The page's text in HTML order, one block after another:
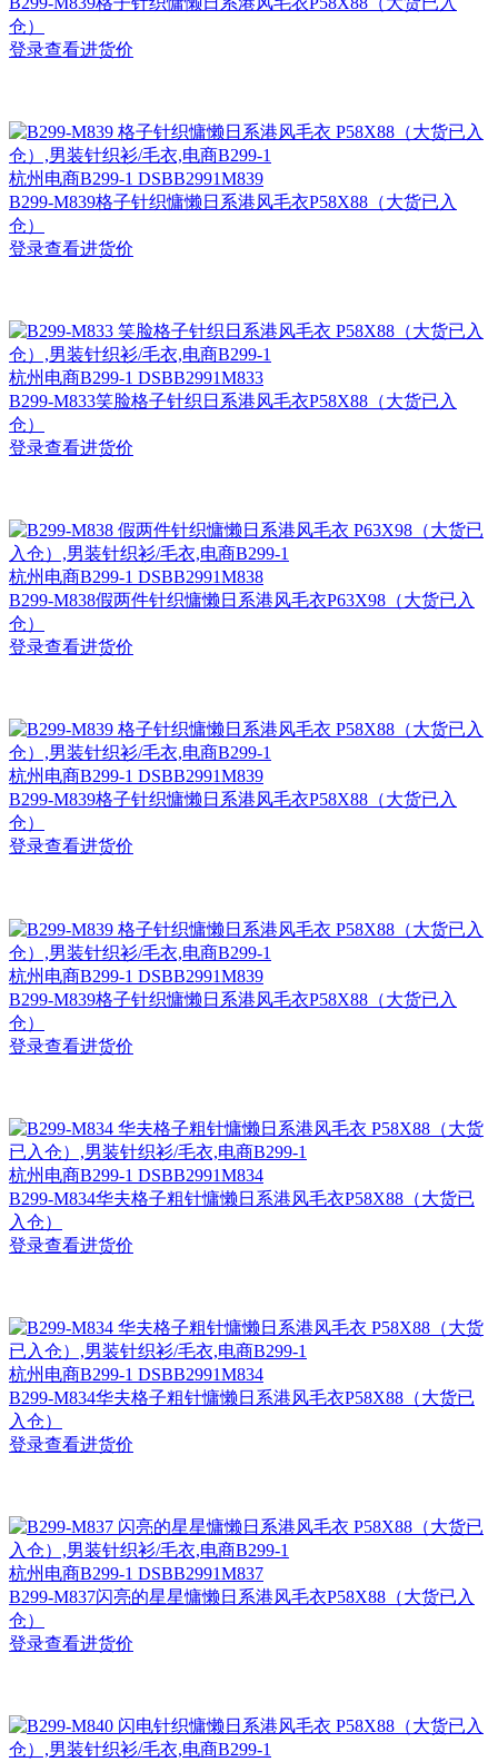
仓）
登录查看进货价
杭州 电商B299-1 DSBB2991M839
B299-M839格子针织慵懒日系港风毛衣P58X88（大货已入
仓）
登录查看进货价
杭州 电商B299-1 DSBB2991M833
B299-M833笑脸格子针织日系港风毛衣P58X88（大货已入
仓）
登录查看进货价
杭州 电商B299-1 DSBB2991M838
B299-M838假两件针织慵懒日系港风毛衣P63X98（大货已入
仓）
登录查看进货价
杭州 电商B299-1 DSBB2991M839
B299-M839格子针织慵懒日系港风毛衣P58X88（大货已入
仓）
登录查看进货价
杭州 电商B299-1 DSBB2991M839
B299-M839格子针织慵懒日系港风毛衣P58X88（大货已入
仓）
登录查看进货价
杭州 电商B299-1 DSBB2991M834
B299-M834华夫格子粗针慵懒日系港风毛衣P58X88（大货已
入仓）
登录查看进货价
杭州 电商B299-1 DSBB2991M834
B299-M834华夫格子粗针慵懒日系港风毛衣P58X88（大货已
入仓）
登录查看进货价
杭州 电商B299-1 DSBB2991M837
B299-M837闪亮的星星慵懒日系港风毛衣P58X88（大货已入
仓）
登录查看进货价